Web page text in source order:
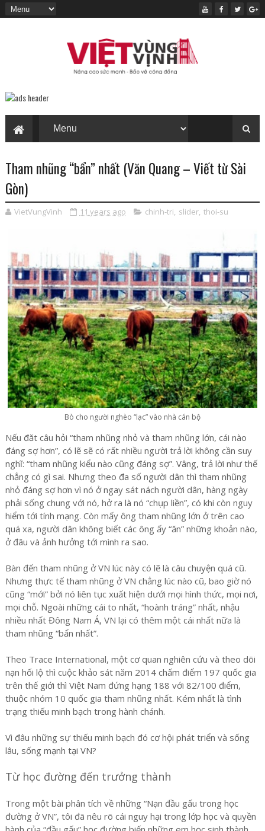
Tham nhũng “bẩn” nhất (Văn Quang – Viết từ Sài
Gòn)
VietVungVinh 11 years ago chinh-tri, slider, thoi-su
Bò cho người nghèo “lạc” vào nhà cán bộ
Nếu đăt câu hỏi “tham nhũng nhỏ và tham nhũng lớn, cái nào
đáng sợ hơn”, có lẽ sẽ có rất nhiều người trả lời không cần suy
nghĩ: “tham nhũng kiểu nào cũng đáng sợ”. Vâng, trả lời như thế
chẳng có gì sai. Nhưng theo đa số người dân thì tham nhũng
nhỏ đáng sợ hơn vì nó ở ngay sát nách người dân, hàng ngày
phải sống chung với nó, hở ra là nó “chụp liền”, có khi còn nguy
hiểm tới tính mạng. Còn mấy ông tham nhũng lớn ở trên cao
quá xa, người dân không biết các ông ấy “ăn” những khoản nào,
ở đâu và ảnh hưởng tới mình ra sao.
Bàn đến tham nhũng ở VN lúc này có lẽ là câu chuyện quá cũ.
Nhưng thực tế tham nhũng ở VN chẳng lúc nào cũ, bao giờ nó
cũng “mới” bởi nó liên tục xuất hiện dưới mọi hình thức, mọi nơi,
mọi chỗ. Ngoài những cái to nhất, “hoành tráng” nhất, nhậu
nhiều nhất Đông Nam Á, VN lại có thêm một cái nhất nữa là
tham nhũng “bẩn nhất”.
Theo Trace International, một cơ quan nghiên cứu và theo dõi
nạn hối lộ thì cuộc khảo sát năm 2014 chấm điểm 197 quốc gia
trên thế giới thì Việt Nam đứng hạng 188 với 82/100 điểm,
thuộc nhóm 10 quốc gia tham nhũng nhất. Kém nhất là tình
trạng thiếu minh bạch trong hành chánh.
Vì đâu những sự thiếu minh bạch đó cơ hội phát triển và sống
lâu, sống mạnh tại VN?
Từ học đường đến trưởng thành
Trong một bài phân tích về những “Nạn đầu gấu trong học
đường ở VN”, tôi đã nêu rõ cái nguy hại trong lớp học và quyền